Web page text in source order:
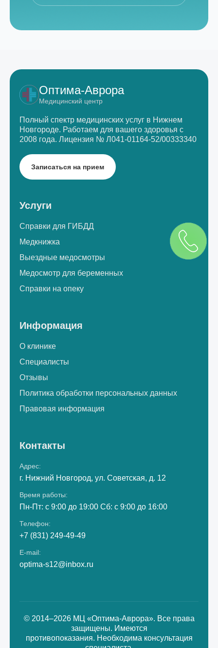
Оптима-Аврора
Медицинский центр
Полный спектр медицинских услуг в Нижнем
Новгороде. Работаем для вашего здоровья с
2008 года. Лицензия № Л041-01164-52/00333340
Записаться на прием
Услуги
Справки для ГИБДД
Медкнижка
Выездные медосмотры
Медосмотр для беременных
Справки на опеку
Информация
О клинике
Специалисты
Отзывы
Политика обработки персональных данных
Правовая информация
Контакты
Адрес:
г. Нижний Новгород, ул. Советская, д. 12
Время работы:
Пн-Пт: с 9:00 до 19:00 Сб: с 9:00 до 16:00
Телефон:
+7 (831) 249-49-49
E-mail:
optima-s12@inbox.ru
© 2014–2026 МЦ «Оптима-Аврора». Все права
защищены. Имеются
противопоказания. Необходима консультация